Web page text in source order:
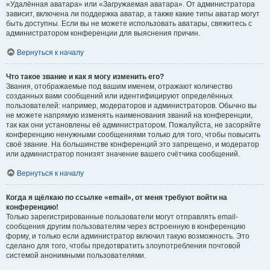
«Удалённая аватара» или «Загружаемая аватара». От администратора
зависит, включена ли поддержка аватар, а также какие типы аватар могут
быть доступны. Если вы не можете использовать аватары, свяжитесь с
администратором конференции для выяснения причин.
Вернуться к началу
Что такое звание и как я могу изменить его?
Звания, отображаемые под вашим именем, отражают количество
созданных вами сообщений или идентифицируют определённых
пользователей: например, модераторов и администраторов. Обычно вы
не можете напрямую изменять наименования званий на конференции,
так как они установлены её администратором. Пожалуйста, не засоряйте
конференцию ненужными сообщениями только для того, чтобы повысить
своё звание. На большинстве конференций это запрещено, и модератор
или администратор понизят значение вашего счётчика сообщений.
Вернуться к началу
Когда я щёлкаю по ссылке «email», от меня требуют войти на
конференцию!
Только зарегистрированные пользователи могут отправлять email-
сообщения другим пользователям через встроенную в конференцию
форму, и только если администратор включил такую возможность. Это
сделано для того, чтобы предотвратить злоупотребления почтовой
системой анонимными пользователями.